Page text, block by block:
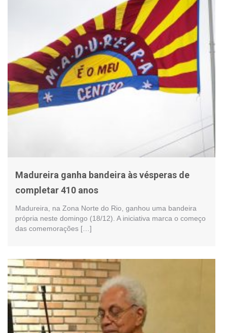
Madureira ganha bandeira às vésperas de
completar 410 anos
Madureira, na Zona Norte do Rio, ganhou uma bandeira
própria neste domingo (18/12). A iniciativa marca o começo
das comemorações […]